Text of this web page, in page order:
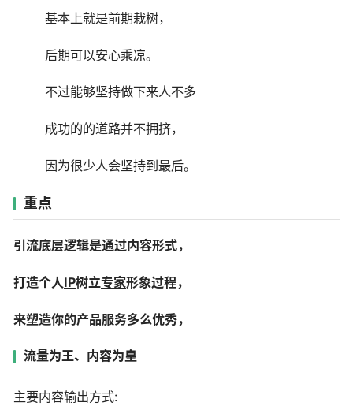
基本上就是前期栽树，
后期可以安心乘凉。
不过能够坚持做下来人不多
成功的的道路并不拥挤，
因为很少人会坚持到最后。
重点
引流底层逻辑是通过内容形式，
打造个人IP树立专家形象过程，
来塑造你的产品服务多么优秀，
流量为王、内容为皇
主要内容输出方式: